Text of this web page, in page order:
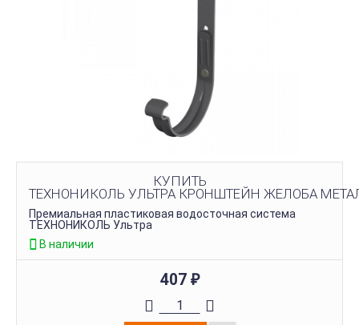
КУПИТЬ
ТЕХНОНИКОЛЬ УЛЬТРА КРОНШТЕЙН ЖЕЛОБА
Премиальная пластиковая водосточная система
ТЕХНОНИКОЛЬ Ультра
В наличии
407 ₽